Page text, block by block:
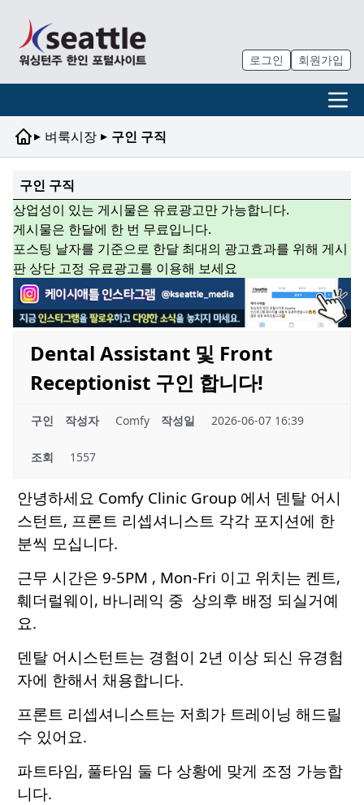
로그인 회원가입
▸ 벼룩시장 ▸ 구인 구직
구인 구직
상업성이 있는 게시물은 유료광고만 가능합니다.
게시물은 한달에 한 번 무료입니다.
포스팅 날자를 기준으로 한달 최대의 광고효과를 위해 게시
판 상단 고정 유료광고를 이용해 보세요
Dental Assistant 및 Front
Receptionist 구인 합니다!
구인 작성자 Comfy 작성일 2026-06-07 16:39
조회 1557
안녕하세요 Comfy Clinic Group 에서 덴탈 어시
스턴트, 프론트 리셉셔니스트 각각 포지션에 한
분씩 모십니다.
근무 시간은 9-5PM , Mon-Fri 이고 위치는 켄트,
훼더럴웨이, 바니레익 중 상의후 배정 되실거예
요.
덴탈 어시스턴트는 경험이 2년 이상 되신 유경험
자에 한해서 채용합니다.
프론트 리셉셔니스트는 저희가 트레이닝 해드릴
수 있어요.
파트타임, 풀타임 둘 다 상황에 맞게 조정 가능합
니다.